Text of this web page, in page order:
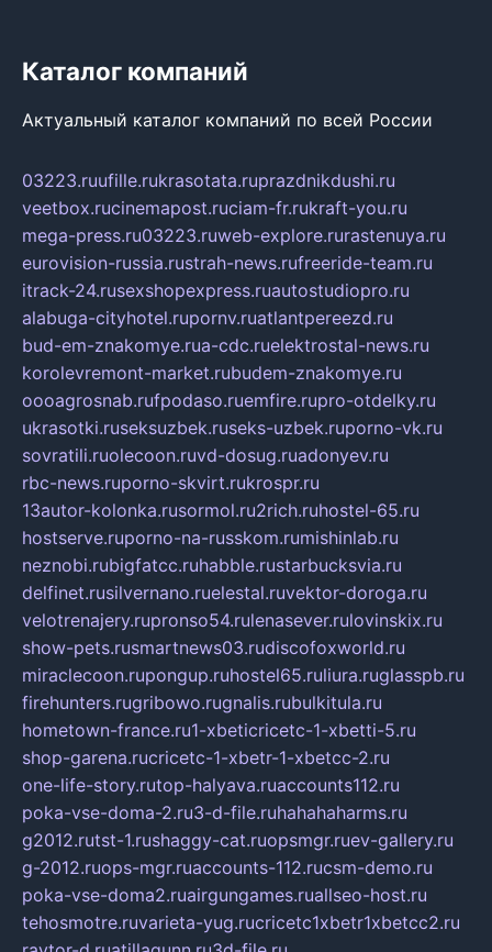
Каталог компаний
Актуальный каталог компаний по всей России
03223.ruufille.rukrasotata.ruprazdnikdushi.ru
veetbox.rucinemapost.ruciam-fr.rukraft-you.ru
mega-press.ru03223.ruweb-explore.rurastenuya.ru
eurovision-russia.rustrah-news.rufreeride-team.ru
itrack-24.rusexshopexpress.ruautostudiopro.ru
alabuga-cityhotel.rupornv.ruatlantpereezd.ru
bud-em-znakomye.rua-cdc.ruelektrostal-news.ru
korolevremont-market.rubudem-znakomye.ru
oooagrosnab.rufpodaso.ruemfire.rupro-otdelky.ru
ukrasotki.ruseksuzbek.ruseks-uzbek.ruporno-vk.ru
sovratili.ruolecoon.ruvd-dosug.ruadonyev.ru
rbc-news.ruporno-skvirt.rukrospr.ru
13autor-kolonka.rusormol.ru2rich.ruhostel-65.ru
hostserve.ruporno-na-russkom.rumishinlab.ru
neznobi.rubigfatcc.ruhabble.rustarbucksvia.ru
delfinet.rusilvernano.ruelestal.ruvektor-doroga.ru
velotrenajery.rupronso54.rulenasever.rulovinskix.ru
show-pets.rusmartnews03.rudiscofoxworld.ru
miraclecoon.rupongup.ruhostel65.ruliura.ruglasspb.ru
firehunters.rugribowo.rugnalis.rubulkitula.ru
hometown-france.ru1-xbeticricetc-1-xbetti-5.ru
shop-garena.rucricetc-1-xbetr-1-xbetcc-2.ru
one-life-story.rutop-halyava.ruaccounts112.ru
poka-vse-doma-2.ru3-d-file.ruhahahaharms.ru
g2012.rutst-1.rushaggy-cat.ruopsmgr.ruev-gallery.ru
g-2012.ruops-mgr.ruaccounts-112.rucsm-demo.ru
poka-vse-doma2.ruairgungames.ruallseo-host.ru
tehosmotre.ruvarieta-yug.rucricetc1xbetr1xbetcc2.ru